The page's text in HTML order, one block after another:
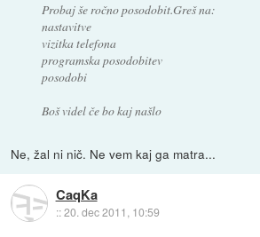
Probaj še ročno posodobit.Greš na:
nastavitve
vizitka telefona
programska posodobitev
posodobi
Boš videl če bo kaj našlo
Ne, žal ni nič. Ne vem kaj ga matra...
CaqKa
::20. dec 2011, 10:59